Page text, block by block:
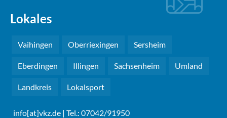
Lokales
Vaihingen Oberriexingen Sersheim
Eberdingen Illingen Sachsenheim Umland
Landkreis Lokalsport
info[at]vkz.de | Tel.: 07042/91950